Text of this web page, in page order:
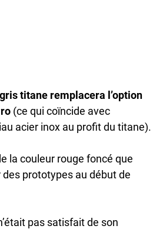
gris titane remplacera l’option
(ce qui coïncide avec
acier inox au profit du titane).
la couleur rouge foncé que
prototypes au début de
pas satisfait de son